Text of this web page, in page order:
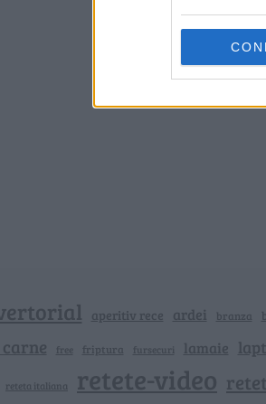
aperitiv rece ardei branza
free friptura fursecuri lamaie
reteta italiana retete-video